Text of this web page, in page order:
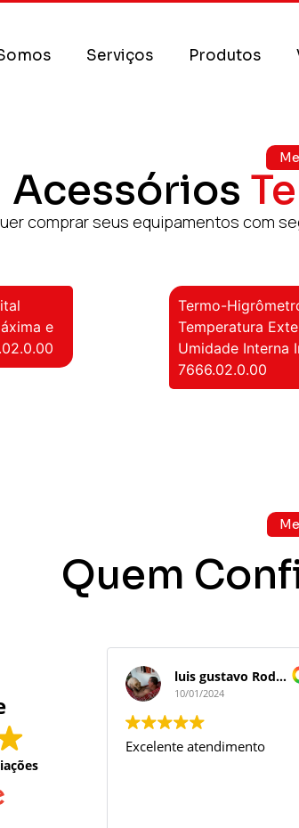
Serviços Produtos
Acessórios
comprar seus equipamentos com
e
Termo-
Temperatura
Umidade Interna
7666.02.0.00
Quem
luis gustavo Rodrigues
10/01/2024
Excelente atendimento